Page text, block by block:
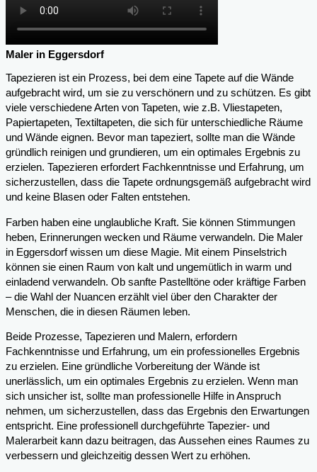
Maler in Eggersdorf
Tapezieren ist ein Prozess, bei dem eine Tapete auf die Wände
aufgebracht wird, um sie zu verschönern und zu schützen. Es gibt
viele verschiedene Arten von Tapeten, wie z.B. Vliestapeten,
Papiertapeten, Textiltapeten, die sich für unterschiedliche Räume
und Wände eignen. Bevor man tapeziert, sollte man die Wände
gründlich reinigen und grundieren, um ein optimales Ergebnis zu
erzielen. Tapezieren erfordert Fachkenntnisse und Erfahrung, um
sicherzustellen, dass die Tapete ordnungsgemäß aufgebracht wird
und keine Blasen oder Falten entstehen.
Farben haben eine unglaubliche Kraft. Sie können Stimmungen
heben, Erinnerungen wecken und Räume verwandeln. Die Maler
in Eggersdorf wissen um diese Magie. Mit einem Pinselstrich
können sie einen Raum von kalt und ungemütlich in warm und
einladend verwandeln. Ob sanfte Pastelltöne oder kräftige Farben
– die Wahl der Nuancen erzählt viel über den Charakter der
Menschen, die in diesen Räumen leben.
Beide Prozesse, Tapezieren und Malern, erfordern
Fachkenntnisse und Erfahrung, um ein professionelles Ergebnis
zu erzielen. Eine gründliche Vorbereitung der Wände ist
unerlässlich, um ein optimales Ergebnis zu erzielen. Wenn man
sich unsicher ist, sollte man professionelle Hilfe in Anspruch
nehmen, um sicherzustellen, dass das Ergebnis den Erwartungen
entspricht. Eine professionell durchgeführte Tapezier- und
Malerarbeit kann dazu beitragen, das Aussehen eines Raumes zu
verbessern und gleichzeitig dessen Wert zu erhöhen.